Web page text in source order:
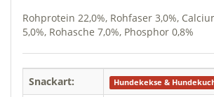
Rohprotein 22,0%, Rohfaser 3,0%,
5,0%, Rohasche 7,0%, Phosphor 0,8%
Snackart: Hundekekse &